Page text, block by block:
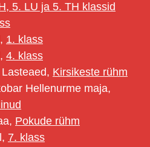
5. LU ja 5. TH klassid
1. klass
4. klass
Kirsikeste rühm
Hellenurme maja,
Pokude rühm
7. klass